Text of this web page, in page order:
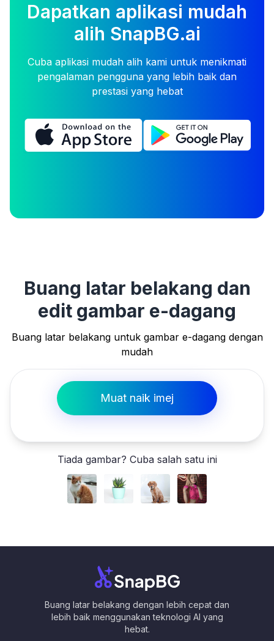
Dapatkan aplikasi mudah
alih SnapBG.ai
Cuba aplikasi mudah alih kami untuk menikmati
pengalaman pengguna yang lebih baik dan
prestasi yang hebat
Buang latar belakang dan
edit gambar e-dagang
Buang latar belakang untuk gambar e-dagang dengan
mudah
Muat naik imej
Tiada gambar? Cuba salah satu ini
Buang latar belakang dengan lebih cepat dan
lebih baik menggunakan teknologi AI yang
hebat.